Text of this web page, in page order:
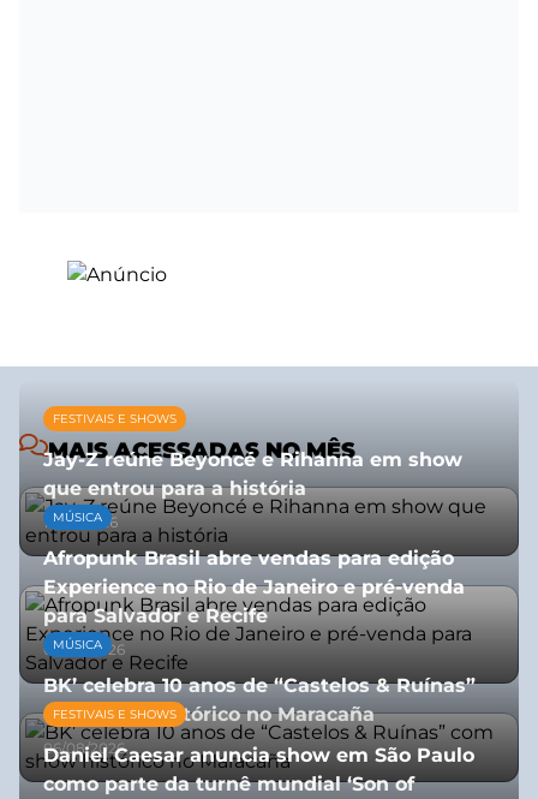
MAIS ACESSADAS NO MÊS
FESTIVAIS E SHOWS
Jay-Z reúne Beyoncé e Rihanna em show
que entrou para a história
13/07/2026
MÚSICA
Afropunk Brasil abre vendas para edição
Experience no Rio de Janeiro e pré-venda
para Salvador e Recife
03/08/2026
MÚSICA
BK’ celebra 10 anos de “Castelos & Ruínas”
com show histórico no Maracaña
06/08/2026
FESTIVAIS E SHOWS
Daniel Caesar anuncia show em São Paulo
como parte da turnê mundial ‘Son of